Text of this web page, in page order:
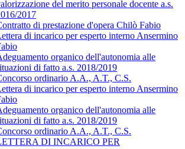
del merito personale docente a.s.
2017
di prestazione d'opera Chilò Fabio
di incarico per esperto interno Ansermino
organico dell'autonomia alle
di fatto a.s. 2018/2019
ordinario A.A., A.T., C.S.
di incarico per esperto interno Ansermino
organico dell'autonomia alle
di fatto a.s. 2018/2019
ordinario A.A., A.T., C.S.
DI INCARICO PER